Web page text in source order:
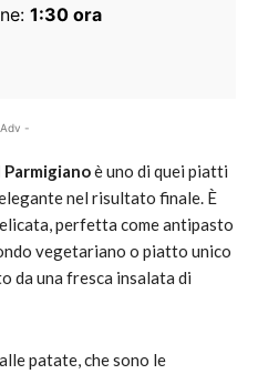
1:30 ora
-
è uno di quei piatti
nel risultato finale. È
perfetta come antipasto
vegetariano o piatto unico
da una fresca insalata di
patate, che sono le